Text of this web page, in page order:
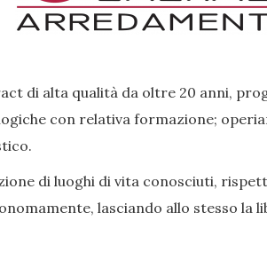
di alta qualità da oltre 20 anni,
con relativa formazione;
di luoghi di vita conosciuti,
lasciando allo stesso la